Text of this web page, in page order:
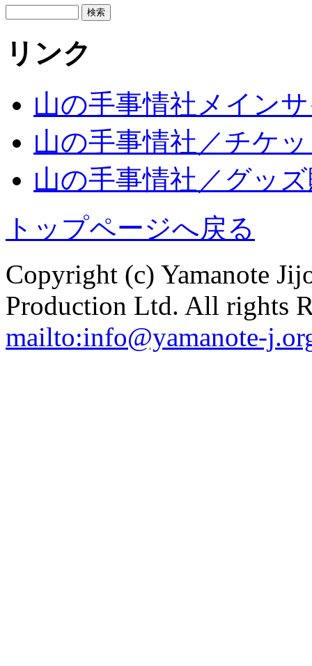
リンク
山の手事情社メイン
山の手事情社／チケ
山の手事情社／グッ
トップページへ戻る
Copyright (c) Yamanote
Production Ltd. All rights
mailto:info@yamanote-